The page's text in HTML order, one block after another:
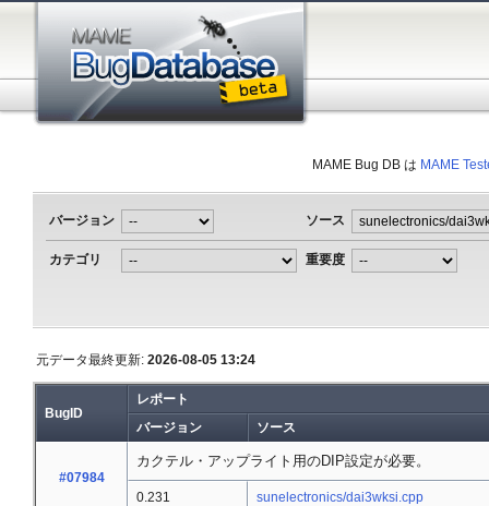
MAME Bug DB は MAME
バージョン ソース
カテゴリ 重要度
元データ最終更新: 2026-08-05 13:24
BugID
レポート
バージョン
ソース
#07984
カクテル・アップライト用のDIP設定が必要。
0.231 sunelectronics/dai3wksi.cpp